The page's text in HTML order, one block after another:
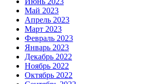
Май 2023
Апрель 2023
Март 2023
Февраль 2023
Январь 2023
Декабрь 2022
Ноябрь 2022
Октябрь 2022